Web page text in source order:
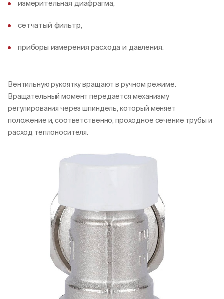
измерительная диафрагма,
сетчатый фильтр,
приборы измерения расхода и давления.
Вентильную рукоятку вращают в ручном режиме.
Вращательный момент передается механизму
регулирования через шпиндель, который меняет
положение и, соответственно, проходное сечение трубы и
расход теплоносителя.